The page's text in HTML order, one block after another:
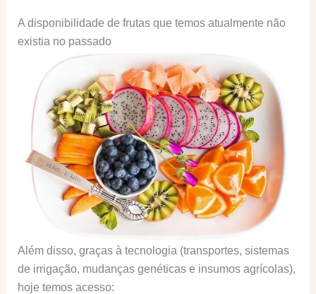
A disponibilidade de frutas que temos atualmente não
existia no passado
Além disso, graças à tecnologia (transportes, sistemas
de irrigação, mudanças genéticas e insumos agrícolas),
hoje temos acesso: